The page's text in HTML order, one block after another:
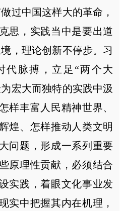
过中国这样大的革命，
思，实践当中是要出道
，理论创新不停步。习
代脉搏，立足“两个大
宏大而独特的实践中汲
样丰富人民精神世界、
煌、怎样推动人类文明
问题，形成一系列重要
原理性贡献，必须结合
实践，着眼文化事业发
实中把握其内在机理，